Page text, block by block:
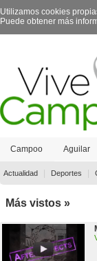
Utilizamos cookies
Puede obtener más
Campoo Aguilar
Actualidad Deportes
Contacto
Más vistos »